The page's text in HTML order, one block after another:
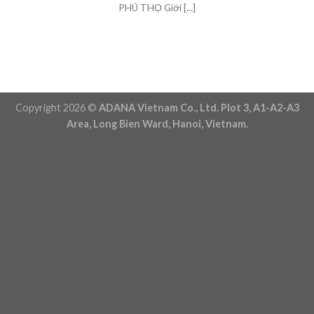
PHÚ THỌ Giới [...]
Copyright 2026 © ADANA Vietnam Co., Ltd. Plot 3, A1-A2-A3
Area, Long Bien Ward, Hanoi, Vietnam.